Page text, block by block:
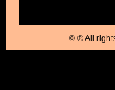
© ® All